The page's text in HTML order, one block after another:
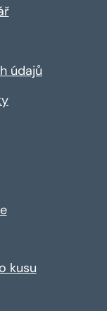
údajů
kusu